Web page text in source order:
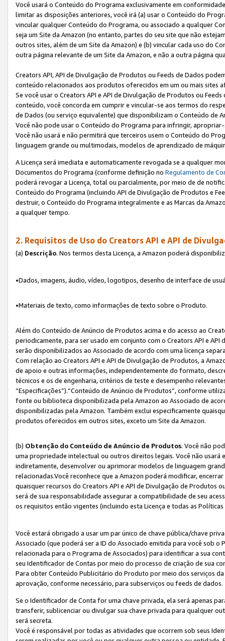
Você usará o Conteúdo do Programa exclusivamente em
limitar as disposições anteriores, você irá (a) usar o Conteúdo do
vincular qualquer Conteúdo do Programa, ou associado a qualquer
seja um Site da Amazon (no entanto, partes do seu site que não
outros sites, além de um Site da Amazon) e (b) vincular cada uso do
outra página relevante de um Site da Amazon, e não a outra página
Creators API, API de Divulgação de Produtos ou Feeds de Dados
conteúdo relacionados aos produtos oferecidos em um ou mais sites
Se você usar o Creators API e API de Divulgação de Produtos ou
conteúdo, você concorda em cumprir e vincular-se aos termos do
de Dados (ou serviço equivalente) que disponibilizam o Conteúdo de
Você não pode usar o Conteúdo do Programa para infringir,
Você não usará e não permitirá que terceiros usem o Conteúdo do
linguagem grande ou multimodais, modelos de aprendizado de
A Licença será imediata e automaticamente revogada se a qualquer
Documentos do Programa (conforme definição no Regulamento de
poderá revogar a Licença, total ou parcialmente, por meio de de
Conteúdo do Programa (incluindo API de Divulgação de Produtos e
destruir, o Conteúdo do Programa integralmente e as Marcas da
a qualquer tempo.
2. Requisitos de Uso do Creators API e API de
(a) Descrição. Nos termos desta Licença, a Amazon poderá
•Dados, imagens, áudio, vídeo, logotipos, desenho de interface de
•Materiais de texto, como informações de texto sobre o Produto.
Além do Conteúdo de Anúncio de Produtos acima e do acesso ao
periodicamente, para ser usado em conjunto com o Creators API e
serão disponibilizados ao Associado de acordo com uma licença
Com relação ao Creators API e API de Divulgação de Produtos, a
de apoio e outras informações, independentemente do formato,
técnicos e os de engenharia, critérios de teste e desempenho
“Especificações”).“Conteúdo de Anúncio de Produtos”, conforme
fonte ou biblioteca disponibilizada pela Amazon ao Associado de
disponibilizadas pela Amazon. Também exclui especificamente
produtos oferecidos em outros sites, exceto um Site da Amazon.
(b) Obtenção do Conteúdo de Anúncio de Produtos. Você não
uma propriedade intelectual ou outros direitos legais. Você não
indiretamente, desenvolver ou aprimorar modelos de linguagem
relacionadas.Você reconhece que a Amazon poderá modificar,
quaisquer recursos do Creators API e API de Divulgação de Produtos
será de sua responsabilidade assegurar a compatibilidade de seu
os requisitos então vigentes (incluindo esta Licença e todas as
Você estará obrigado a usar um par único de chave pública/chave
Associado (que poderá ser a ID do Associado emitida para você sob
relacionada para o Programa de Associados) para identificar a sua
seu Identificador de Contas por meio do processo de criação de sua
Para obter Conteúdo Publicitário do Produto por meio dos serviços
aprovação, conforme necessário, para subserviços ou feeds de dados.
Se o Identificador de Conta for uma chave privada, ela será apenas
transferir, sublicenciar ou divulgar sua chave privada para qualquer
será secreta.
Você é responsável por todas as atividades que ocorrem sob seus